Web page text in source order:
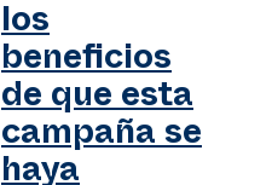
los
beneficios
de que esta
campaña se
haya